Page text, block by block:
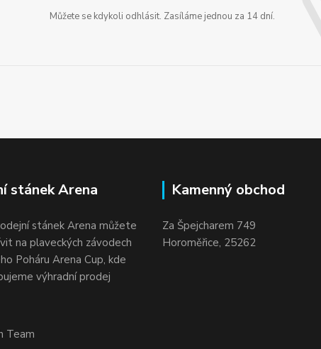
Můžete se kdykoli odhlásit. Zasíláme jednou za 14 dní.
stánek Arena
stánek Arena můžete
na plaveckých závodech
Poháru Arena Cup, kde
výhradní prodej
Kamenný obchod
Za Špejcharem 749
Horoměřice, 25262